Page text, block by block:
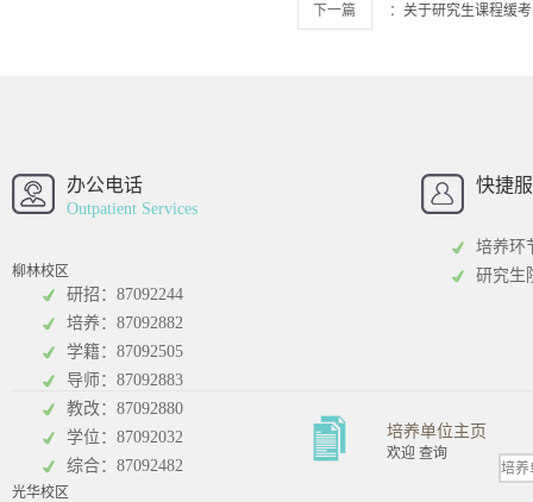
下一篇 ： 关于研究生课程缓
招办
工商管理学院
办公电话
Outpatient Services
柳林校区
研招：87092244
培养：87092882
学籍：87092505
导师：87092883
教改：87092880
学位：87092032
综合：87092482
光华校区
快捷
培养环
研究生
培养单位主页
欢迎 查询